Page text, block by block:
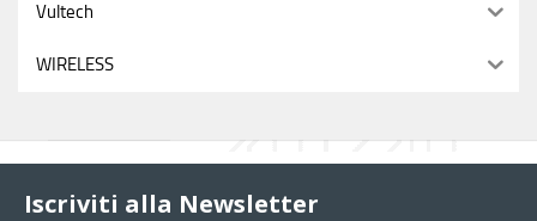
Vultech
WIRELESS
Iscriviti alla Newsletter